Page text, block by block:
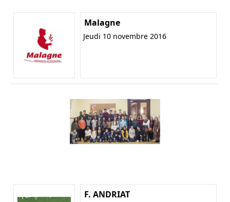
Malagne
Jeudi 10 novembre 2016
F. ANDRIAT